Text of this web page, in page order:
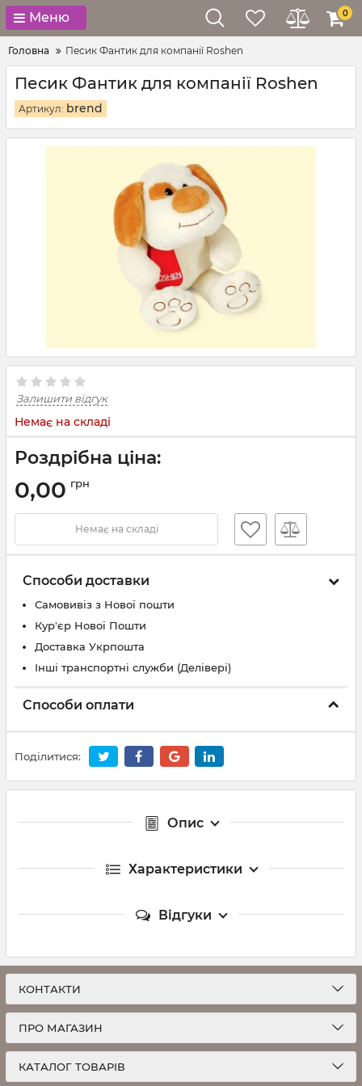
Меню 0
Головна Песик Фантик для компанії Roshen
Песик Фантик для компанії Roshen
Артикул: brend
Залишити відгук
Немає на складі
Роздрібна ціна:
0,00 грн
Немає на складі
Способи доставки
Самовивіз з Нової пошти
Кур'єр Нової Пошти
Доставка Укрпошта
Інші транспортні служби (Делівері)
Способи оплати
Поділитися:
Опис
Характеристики
Відгуки
КОНТАКТИ
ПРО МАГАЗИН
КАТАЛОГ ТОВАРІВ